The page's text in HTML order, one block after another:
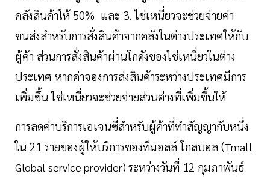
คลังสินค้าให้ 50% และ 3. ไช่เหนี่ยวจะช่วยจ่ายค่า
ขนส่งสำหรับการสั่งสินค้าจากคลังในต่างประเทศให้กับ
ผู้ค้า ส่วนการสั่งสินค้าผ่านโกดังของไช่เหนี่ยวในต่าง
ประเทศ หากค่าจองการส่งสินค้าระหว่างประเทศมีการ
เพิ่มขึ้น ไช่เหนี่ยวจะช่วยจ่ายส่วนต่างที่เพิ่มขึ้นให้
การลดค่าบริการเอเจนซี่สำหรับผู้ค้าที่ทำสัญญากับหนึ่ง
ใน 21 รายของผู้ให้บริการของทีมอลล์ โกลบอล (Tmall
Global service provider) ระหว่างวันที่ 12 กุมภาพันธ์